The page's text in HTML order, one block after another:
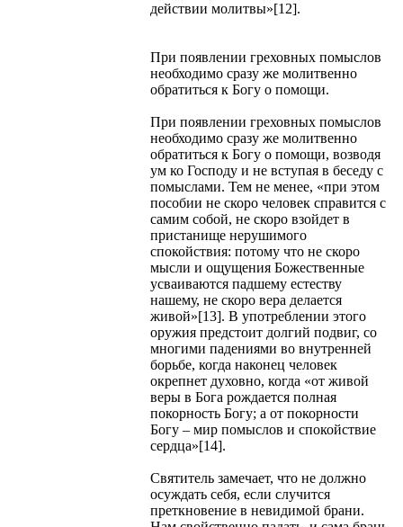
действии молитвы»[12].
При появлении греховных помыслов
необходимо сразу же молитвенно
обратиться к Богу о помощи.
При появлении греховных помыслов
необходимо сразу же молитвенно
обратиться к Богу о помощи, возводя
ум ко Господу и не вступая в беседу с
помыслами. Тем не менее, «при этом
пособии не скоро человек справится с
самим собой, не скоро взойдет в
пристанище нерушимого
спокойствия: потому что не скоро
мысли и ощущения Божественные
усваиваются падшему естеству
нашему, не скоро вера делается
живой»[13]. В употреблении этого
оружия предстоит долгий подвиг, со
многими падениями во внутренней
борьбе, когда наконец человек
окрепнет духовно, когда «от живой
веры в Бога рождается полная
покорность Богу; а от покорности
Богу – мир помыслов и спокойствие
сердца»[14].
Святитель замечает, что не должно
осуждать себя, если случится
преткновение в невидимой брани.